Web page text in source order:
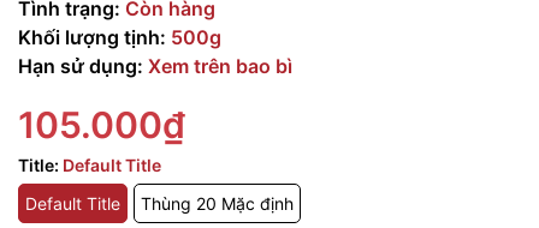
Tình trạng: Còn hàng
Khối lượng tịnh: 500g
Hạn sử dụng: Xem trên bao bì
105.000₫
Title: Default Title
Default Title
Thùng 20 Mặc định